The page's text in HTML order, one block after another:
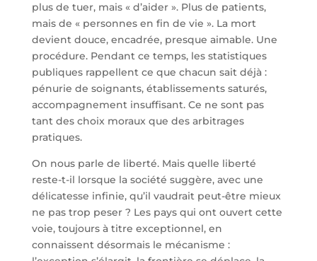
plus de tuer, mais « d’aider ». Plus de patients,
mais de « personnes en fin de vie ». La mort
devient douce, encadrée, presque aimable. Une
procédure. Pendant ce temps, les statistiques
publiques rappellent ce que chacun sait déjà :
pénurie de soignants, établissements saturés,
accompagnement insuffisant. Ce ne sont pas
tant des choix moraux que des arbitrages
pratiques.
On nous parle de liberté. Mais quelle liberté
reste-t-il lorsque la société suggère, avec une
délicatesse infinie, qu’il vaudrait peut-être mieux
ne pas trop peser ? Les pays qui ont ouvert cette
voie, toujours à titre exceptionnel, en
connaissent désormais le mécanisme :